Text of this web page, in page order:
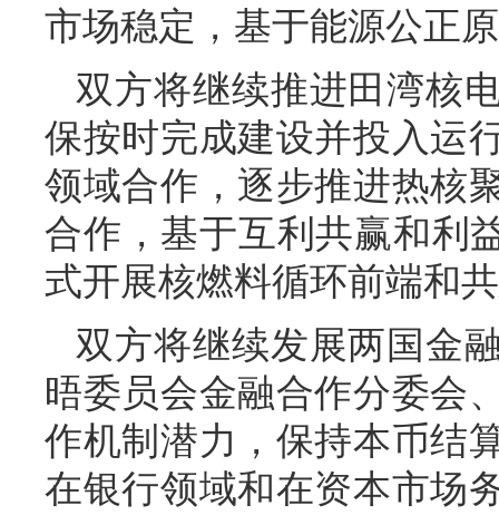
市场稳定，基于能源公正
双方将继续推进田湾核
保按时完成建设并投入运
领域合作，逐步推进热核
合作，基于互利共赢和利
式开展核燃料循环前端和
双方将继续发展两国金
晤委员会金融合作分委会
作机制潜力，保持本币结
在银行领域和在资本市场